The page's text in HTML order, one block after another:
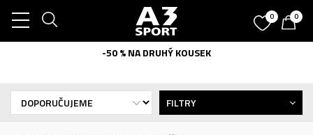
0 0
-50 % NA DRUHÝ KOUSEK
FILTRY